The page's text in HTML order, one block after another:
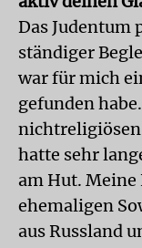
Das Judentum
ständiger
war für mich
gefunden
nichtreligiösen
hatte sehr
am Hut. Meine
ehemaligen
aus Russland